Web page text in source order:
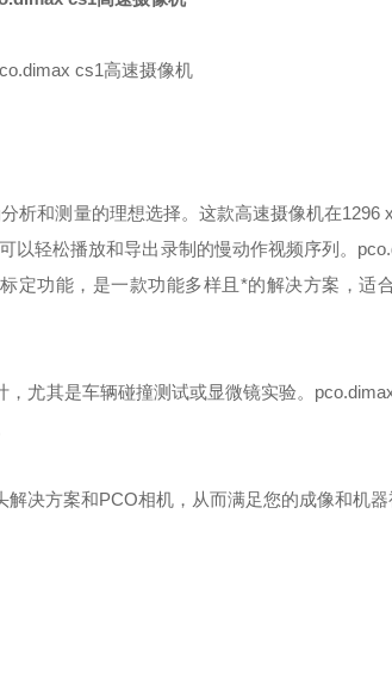
析和测量的理想选择。这款高速摄像机在1296
以轻松播放和导出录制的慢动作视频序列。
定功能，是一款功能多样且*的解决方案，适
尤其是车辆碰撞测试或显微镜实验。
决方案和PCO相机，从而满足您的成像和机器